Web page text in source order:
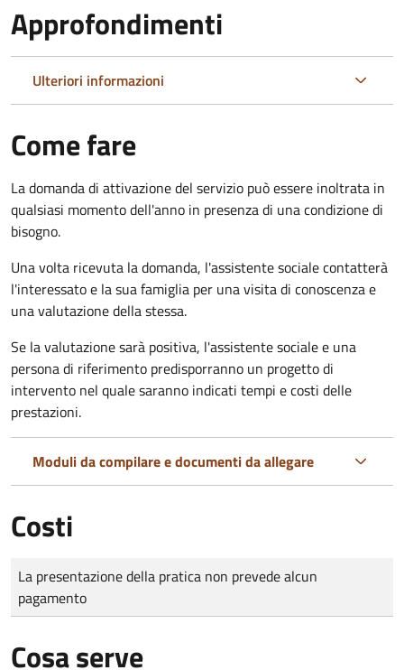
Approfondimenti
Ulteriori informazioni
Come fare
La domanda di attivazione del servizio può essere inoltrata in
qualsiasi momento dell'anno in presenza di una condizione di
bisogno.
Una volta ricevuta la domanda, l'assistente sociale contatterà
l'interessato e la sua famiglia per una visita di conoscenza e
una valutazione della stessa.
Se la valutazione sarà positiva, l'assistente sociale e una
persona di riferimento predisporranno un progetto di
intervento nel quale saranno indicati tempi e costi delle
prestazioni.
Moduli da compilare e documenti da allegare
Costi
Tipo di pagamento
Importo
La presentazione della pratica non prevede alcun
pagamento
Cosa serve